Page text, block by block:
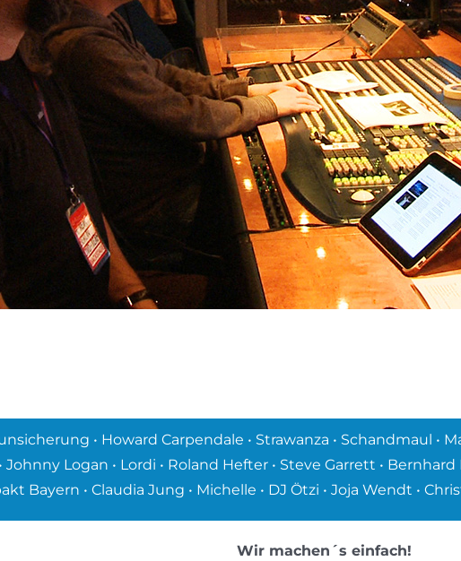
• Howard Carpendale • Strawanza • Schandmaul •
Johnny Logan • Lordi • Roland Hefter • Steve Garrett •
Bayern • Claudia Jung • Michelle • DJ Ötzi • Joja Wendt •
Wir machen´s einfach!